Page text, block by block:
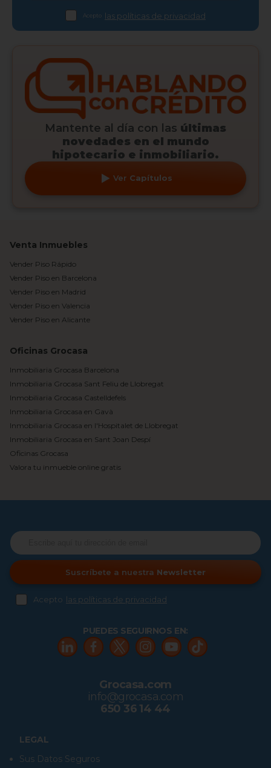
Acepto las políticas de privacidad
Mantente al día con las últimas
novedades en el mundo
hipotecario e inmobiliario.
Ver Capítulos
Venta Inmuebles
Vender Piso Rápido
Vender Piso en Barcelona
Vender Piso en Madrid
Vender Piso en Valencia
Vender Piso en Alicante
Oficinas Grocasa
Inmobiliaria Grocasa Barcelona
Inmobiliaria Grocasa Sant Feliu de Llobregat
Inmobiliaria Grocasa Castelldefels
Inmobiliaria Grocasa en Gavà
Inmobiliaria Grocasa en l'Hospitalet de Llobregat
Inmobiliaria Grocasa en Sant Joan Despí
Oficinas Grocasa
Valora tu inmueble online gratis
Suscríbete a nuestra Newsletter
Acepto las políticas de privacidad
LEGAL
Sus Datos Seguros
PUEDES SEGUIRNOS EN:
Grocasa.com
info@grocasa.com
650 36 14 44